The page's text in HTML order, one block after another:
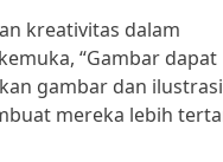
kreativitas dalam
“Gambar dapat
gambar dan ilustrasi
mereka lebih